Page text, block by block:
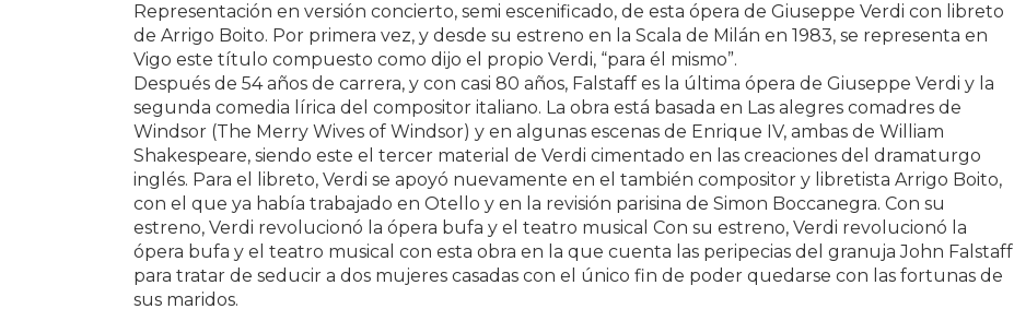
Representación en versión concierto, semi escenificado, de esta ópera de Giuseppe Verdi con libreto
de Arrigo Boito. Por primera vez, y desde su estreno en la Scala de Milán en 1983, se representa en
Vigo este título compuesto como dijo el propio Verdi, “para él mismo”.
Después de 54 años de carrera, y con casi 80 años, Falstaff es la última ópera de Giuseppe Verdi y la
segunda comedia lírica del compositor italiano. La obra está basada en Las alegres comadres de
Windsor (The Merry Wives of Windsor) y en algunas escenas de Enrique IV, ambas de William
Shakespeare, siendo este el tercer material de Verdi cimentado en las creaciones del dramaturgo
inglés. Para el libreto, Verdi se apoyó nuevamente en el también compositor y libretista Arrigo Boito,
con el que ya había trabajado en Otello y en la revisión parisina de Simon Boccanegra. Con su
estreno, Verdi revolucionó la ópera bufa y el teatro musical Con su estreno, Verdi revolucionó la
ópera bufa y el teatro musical con esta obra en la que cuenta las peripecias del granuja John Falstaff
para tratar de seducir a dos mujeres casadas con el único fin de poder quedarse con las fortunas de
sus maridos.